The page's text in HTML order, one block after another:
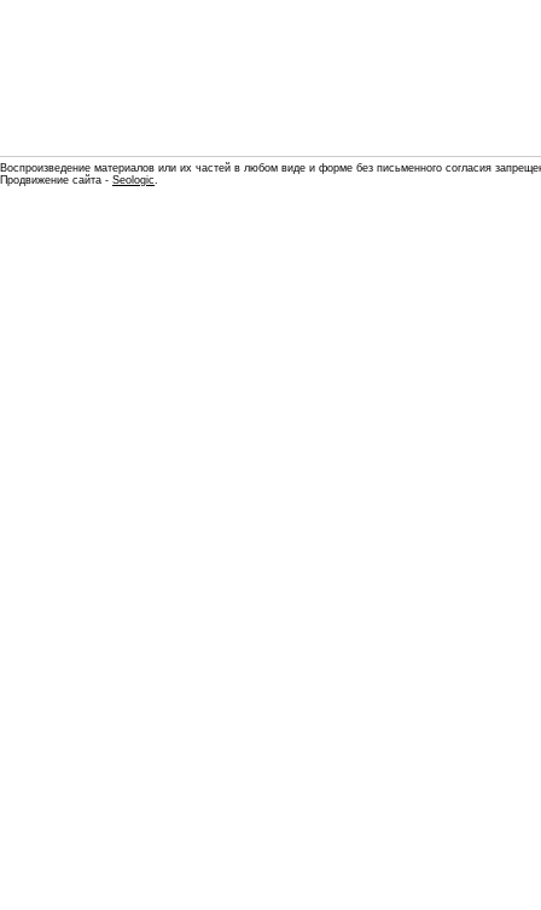
Воспроизведение материалов или их частей в любом виде и форме без письменного согласия
Продвижение сайта - Seologic.